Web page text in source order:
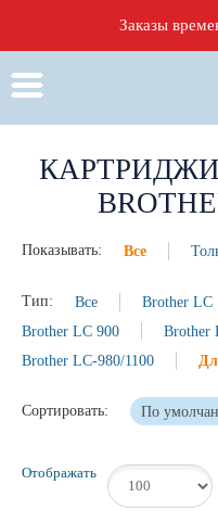
Заказы
Показывать: Все
Тип: Все
Brother LC
Brother LC 900
Brother
Brother LC-980/1100
Сортировать: По
Отображать